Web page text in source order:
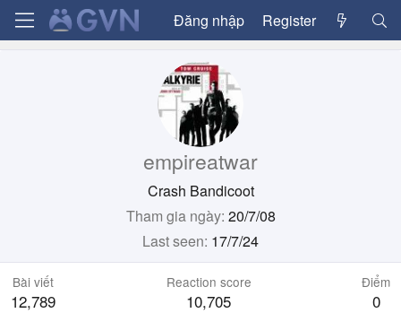
Đăng nhập Register
empireatwar
Crash Bandicoot
Tham gia ngày 20/7/08
Last seen 17/7/24
Bài viết
12,789
Reaction score
10,705
Điểm
0